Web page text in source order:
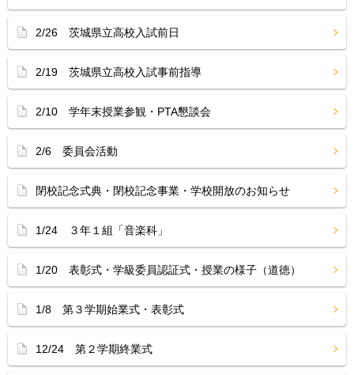
2/26 茨城県立高校入試前日
2/19 茨城県立高校入試事前指導
2/10 学年末授業参観・PTA懇談会
2/6 委員会活動
閉校記念式典・閉校記念事業・学校開放のお知らせ
1/24 ３年１組「音楽科」
1/20 表彰式・学級委員認証式・授業の様子（道徳）
1/8 第３学期始業式・表彰式
12/24 第２学期終業式